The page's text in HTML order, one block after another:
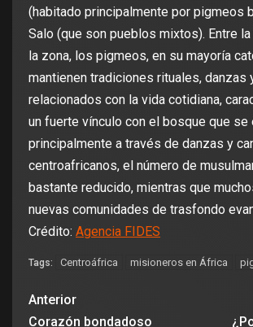
(habitado principalmente por pigmeos
Salo (que son pueblos mixtos). Entre
la zona, los pigmeos, en su mayoría
mantienen tradiciones rituales, danzas
relacionados con la vida cotidiana,
un fuerte vínculo con el bosque que se
principalmente a través de danzas y
centroafricanos, el número de
bastante reducido, mientras que
nuevas comunidades de trasfondo
Crédito: Agencia FIDES
Tags: Centroáfrica misioneros en África
Anterior
Corazón bondadoso